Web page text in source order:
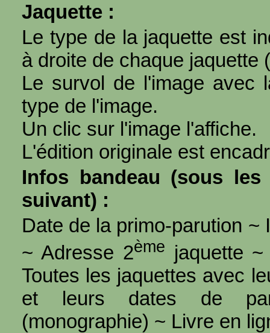
Jaquette :
Le type de la jaquette est
à droite de chaque jaquette (
Le survol de l'image avec
type de l'image.
Un clic sur l'image l'affiche.
L'édition originale est
Infos bandeau (sous
suivant) :
Date de la primo-parution ~
~ Adresse 2ème jaquette
Toutes les jaquettes avec
et leurs dates de
(monographie) ~ Livre en